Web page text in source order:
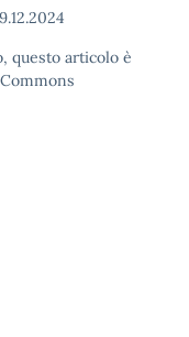
questo articolo è